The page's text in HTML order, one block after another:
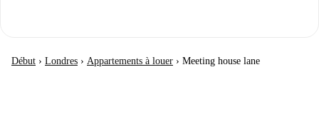
Début › Londres › Appartements à louer › Meeting house lane